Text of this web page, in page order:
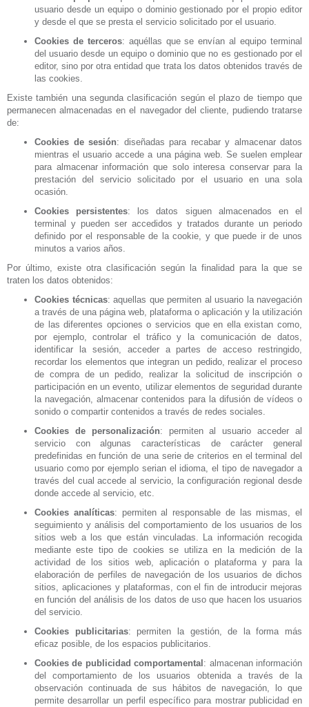
usuario desde un equipo o dominio gestionado por el propio editor
y desde el que se presta el servicio solicitado por el usuario.
Cookies de terceros: aquéllas que se envían al equipo terminal
del usuario desde un equipo o dominio que no es gestionado por el
editor, sino por otra entidad que trata los datos obtenidos través de
las cookies.
Existe también una segunda clasificación según el plazo de tiempo que
permanecen almacenadas en el navegador del cliente, pudiendo tratarse
de:
Cookies de sesión: diseñadas para recabar y almacenar datos
mientras el usuario accede a una página web. Se suelen emplear
para almacenar información que solo interesa conservar para la
prestación del servicio solicitado por el usuario en una sola
ocasión.
Cookies persistentes: los datos siguen almacenados en el
terminal y pueden ser accedidos y tratados durante un periodo
definido por el responsable de la cookie, y que puede ir de unos
minutos a varios años.
Por último, existe otra clasificación según la finalidad para la que se
traten los datos obtenidos:
Cookies técnicas: aquellas que permiten al usuario la navegación
a través de una página web, plataforma o aplicación y la utilización
de las diferentes opciones o servicios que en ella existan como,
por ejemplo, controlar el tráfico y la comunicación de datos,
identificar la sesión, acceder a partes de acceso restringido,
recordar los elementos que integran un pedido, realizar el proceso
de compra de un pedido, realizar la solicitud de inscripción o
participación en un evento, utilizar elementos de seguridad durante
la navegación, almacenar contenidos para la difusión de vídeos o
sonido o compartir contenidos a través de redes sociales.
Cookies de personalización: permiten al usuario acceder al
servicio con algunas características de carácter general
predefinidas en función de una serie de criterios en el terminal del
usuario como por ejemplo serian el idioma, el tipo de navegador a
través del cual accede al servicio, la configuración regional desde
donde accede al servicio, etc.
Cookies analíticas: permiten al responsable de las mismas, el
seguimiento y análisis del comportamiento de los usuarios de los
sitios web a los que están vinculadas. La información recogida
mediante este tipo de cookies se utiliza en la medición de la
actividad de los sitios web, aplicación o plataforma y para la
elaboración de perfiles de navegación de los usuarios de dichos
sitios, aplicaciones y plataformas, con el fin de introducir mejoras
en función del análisis de los datos de uso que hacen los usuarios
del servicio.
Cookies publicitarias: permiten la gestión, de la forma más
eficaz posible, de los espacios publicitarios.
Cookies de publicidad comportamental : almacenan información
del comportamiento de los usuarios obtenida a través de la
observación continuada de sus hábitos de navegación, lo que
permite desarrollar un perfil específico para mostrar publicidad en